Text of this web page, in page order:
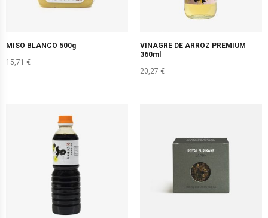
MISO BLANCO 500g
15,71 €
VINAGRE DE ARROZ PREMIUM
360ml
20,27 €